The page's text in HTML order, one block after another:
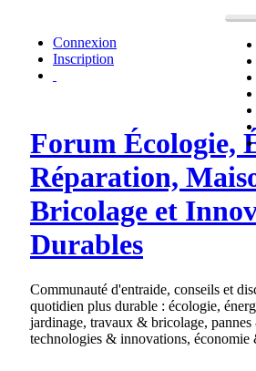
Connexion
Inscription
Forum Écologie,
Réparation,
Bricolage et
Durables
Communauté d'entraide, conseils et
quotidien plus durable : écologie,
jardinage, travaux & bricolage, pannes
technologies & innovations, économie